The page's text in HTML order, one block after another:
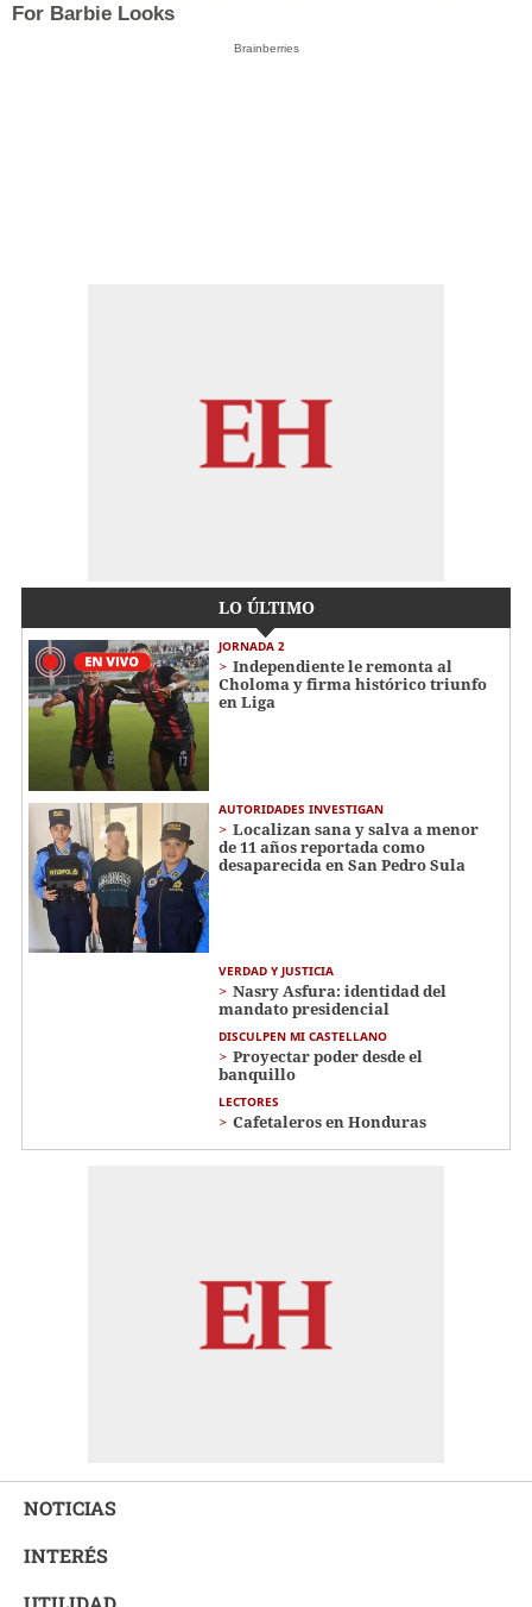
For Barbie Looks
Brainberries
LO ÚLTIMO
JORNADA 2
Independiente le remonta al
Choloma y firma histórico triunfo
en Liga
AUTORIDADES INVESTIGAN
Localizan sana y salva a menor
de 11 años reportada como
desaparecida en San Pedro Sula
VERDAD Y JUSTICIA
Nasry Asfura: identidad del
mandato presidencial
DISCULPEN MI CASTELLANO
Proyectar poder desde el
banquillo
LECTORES
Cafetaleros en Honduras
NOTICIAS
INTERÉS